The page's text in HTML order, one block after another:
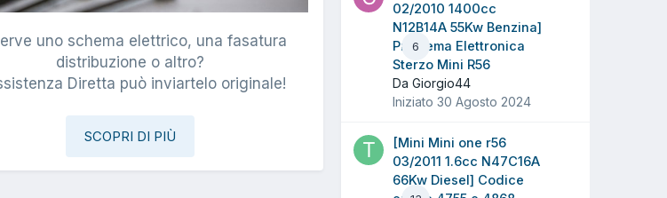
uno schema elettrico, una fasatura
distribuzione o altro?
Diretta può inviartelo originale!
SCOPRI DI PIÙ
6
02/2010 1400cc
N12B14A 55Kw Benzina]
Problema Elettronica
Sterzo Mini R56
Da Giorgio44
Iniziato 30 Agosto 2024
[Mini Mini one r56
03/2011 1.6cc N47C16A
66Kw Diesel] Codice